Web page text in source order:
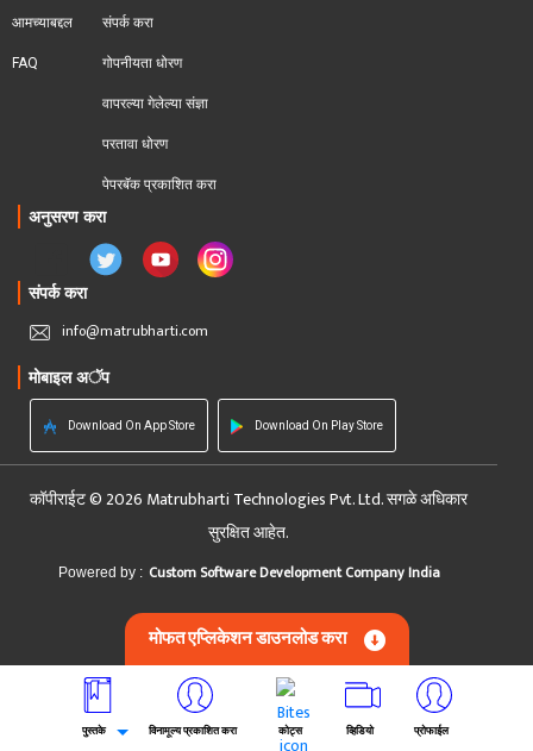
आमच्याबद्दल
FAQ
संपर्क करा
गोपनीयता धोरण
वापरल्या गेलेल्या संज्ञा
परतावा धोरण
पेपरबॅक प्रकाशित करा
अनुसरण करा
संपर्क करा
info@matrubharti.com
मोबाइल अॅप
Download On App Store Download On Play Store
कॉपीराईट © 2026 Matrubharti Technologies Pvt. Ltd. सगळे अधिकार
सुरक्षित आहेत.
Powered by : Custom Software Development Company India
मोफत एप्लिकेशन डाउनलोड करा
पुस्तके विनामूल्य प्रकाशित करा कोट्स व्हिडियो प्रोफाईल